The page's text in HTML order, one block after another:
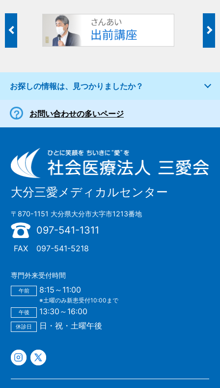
お探しの情報は、見つかりましたか？
お問い合わせの多いページ
大分三愛メディカルセンター
〒870-1151 大分県大分市大字市1213番地
097-541-1311
FAX 097-541-5218
専門外来受付時間
午前 8:15～11:00
※土曜のみ新患受付10:00まで
午後 13:30～16:00
休診日 日・祝・土曜午後